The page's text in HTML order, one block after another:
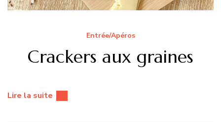
Entrée/Apéros
Crackers aux graines
Lire la suite